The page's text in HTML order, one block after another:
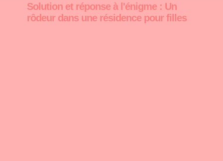
Solution et réponse à l'énigme : Un
rôdeur dans une résidence pour filles